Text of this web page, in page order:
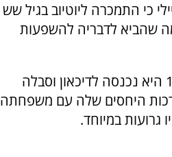
כי התמכרה ליוטיוב בגיל שש
שהביא לדבריה להשפעות
לטענתה, כבר לפני גיל 10 היא נכנסה לדיכאון וסבלה
היחסים שלה עם משפחתה
גרועות במיוחד.